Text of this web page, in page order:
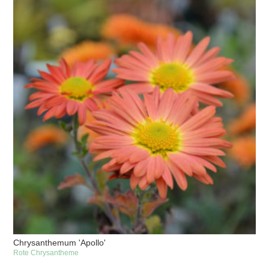
Chrysanthemum 'Apollo'
Rote Chrysantheme